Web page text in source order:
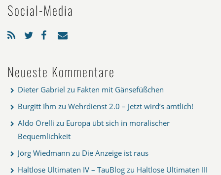
Social-Media
Neueste Kommentare
Dieter Gabriel zu Fakten mit Gänsefüßchen
Burgitt Ihm zu Wehrdienst 2.0 – Jetzt wird’s amtlich!
Aldo Orelli zu Europa übt sich in moralischer
Bequemlichkeit
Jörg Wiedmann zu Die Anzeige ist raus
Haltlose Ultimaten IV – TauBlog zu Haltlose Ultimaten III